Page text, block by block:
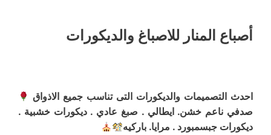
أصباع المنار للاصباغ والديكورات
احدث التصميمات والديكورات التى تناسب جميع الاذواق
صدفي ناعم خشن. ايطالي . صبغ عادي . ديكورات خشبية .
ديكورات جبسمبورد . مرايا. باركيه